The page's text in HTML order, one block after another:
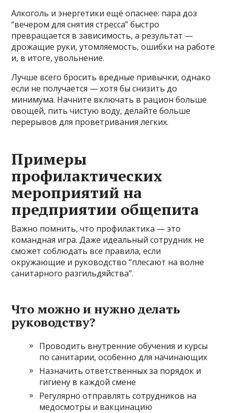
Алкоголь и энергетики ещё опаснее: пара доз
“вечером для снятия стресса” быстро
превращается в зависимость, а результат —
дрожащие руки, утомляемость, ошибки на работе
и, в итоге, увольнение.
Лучше всего бросить вредные привычки, однако
если не получается — хотя бы снизить до
минимума. Начните включать в рацион больше
овощей, пить чистую воду, делайте больше
перерывов для проветривания легких.
Примеры
профилактических
мероприятий на
предприятии общепита
Важно помнить, что профилактика — это
командная игра. Даже идеальный сотрудник не
сможет соблюдать все правила, если
окружающие и руководство “плесают на волне
санитарного разгильдяйства”.
Что можно и нужно делать
руководству?
Проводить внутренние обучения и курсы
по санитарии, особенно для начинающих
Назначить ответственных за порядок и
гигиену в каждой смене
Регулярно отправлять сотрудников на
медосмотры и вакцинацию